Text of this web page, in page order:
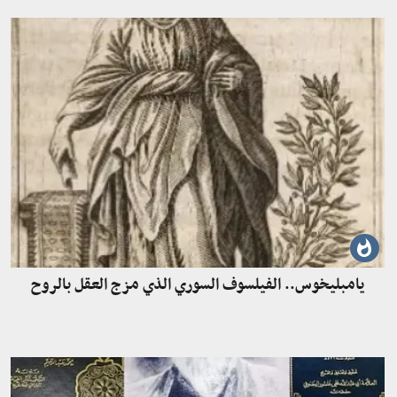
يامبليخوس.. الفيلسوف السوري الذي مزج العقل بالروح